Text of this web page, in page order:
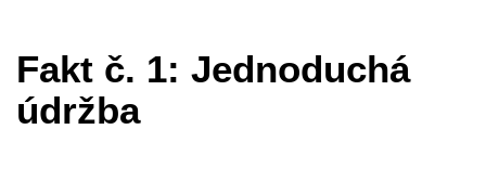
Fakt č. 1: Jednoduchá
údržba